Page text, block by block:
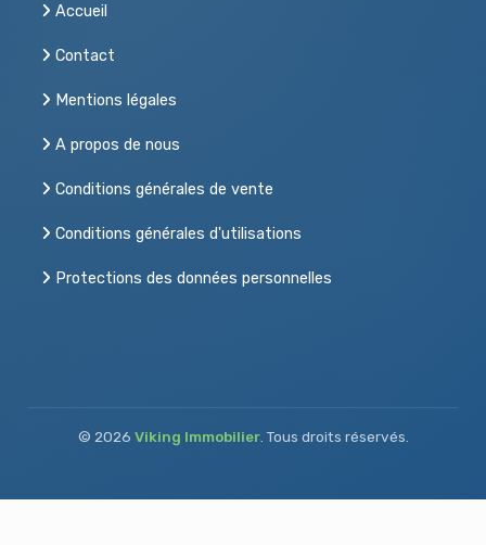
Accueil
Contact
Mentions légales
A propos de nous
Conditions générales de vente
Conditions générales d'utilisations
Protections des données personnelles
© 2026 Viking Immobilier. Tous droits réservés.